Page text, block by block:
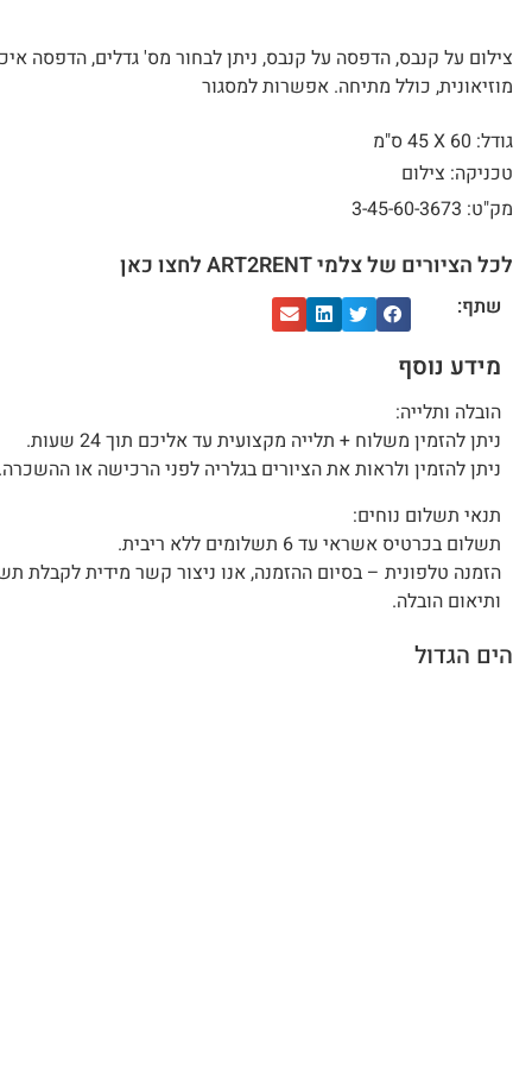
צילום על קנבס, הדפסה על קנבס, ניתן לבחור מס' גדלים, הדפסה
מוזיאונית, כולל מתיחה. אפשרות למסגור
גודל: 60 X
45 ס"מ
טכניקה: צילום
מק"ט: 3-45-60-3673
לכל הציורים של צלמי ART2RENT לחצו כאן
שתף:
מידע נוסף
הובלה ותלייה:
ניתן להזמין משלוח + תלייה מקצועית עד אליכם תוך 24 שעות.
ניתן להזמין ולראות את הציורים בגלריה לפני הרכישה או
תנאי תשלום נוחים:
תשלום בכרטיס אשראי עד 6 תשלומים ללא ריבית.
הזמנה טלפונית – בסיום ההזמנה, אנו ניצור קשר מידית לקבלת
ותיאום הובלה.
הים הגדול